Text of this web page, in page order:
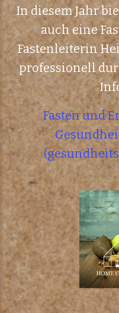
In diesem Jahr
auch eine
Fastenleiterin
professionell
Fasten und